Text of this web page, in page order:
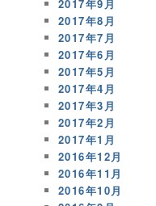
2017年9月
2017年8月
2017年7月
2017年6月
2017年5月
2017年4月
2017年3月
2017年2月
2017年1月
2016年12月
2016年11月
2016年10月